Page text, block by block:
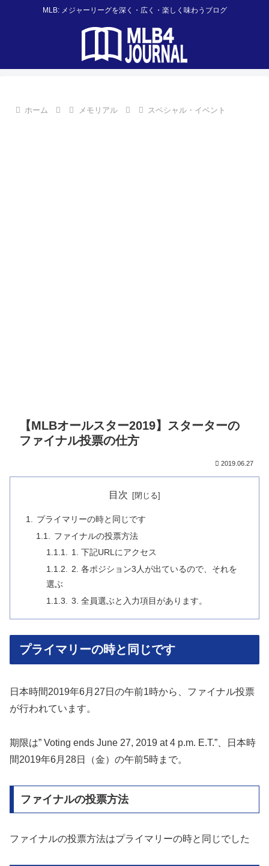
MLB: メジャーリーグを深く・広く・楽しく味わうブログ
ホーム メモリアル スペシャル・イベント
【MLBオールスター2019】スターターの
ファイナル投票の仕方
2019.06.27
目次
プライマリーの時と同じです
ファイナルの投票方法
1. 下記URLにアクセス
2. 各ポジション3人が出ているので、それを
選ぶ
3. 全員選ぶと入力項目があります。
プライマリーの時と同じです
日本時間2019年6月27日の午前1時から、ファイナル投票
が行われています。
期限は” Voting ends June 27, 2019 at 4 p.m. E.T.”、日本時
間2019年6月28日（金）の午前5時まで。
ファイナルの投票方法
ファイナルの投票方法はプライマリーの時と同じでした